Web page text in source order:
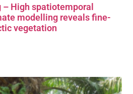
– High spatiotemporal
modelling reveals fine-
vegetation